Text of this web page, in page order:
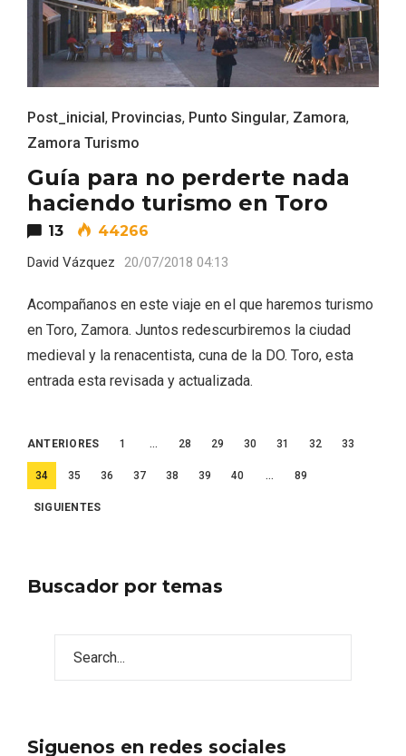
Post_inicial, Provincias, Punto Singular, Zamora,
Zamora Turismo
Guía para no perderte nada
haciendo turismo en Toro
13 44266
David Vázquez 20/07/2018 04:13
Acompañanos en este viaje en el que haremos turismo
en Toro, Zamora. Juntos redescurbiremos la ciudad
medieval y la renacentista, cuna de la DO. Toro, esta
entrada esta revisada y actualizada.
Paginación
de
entradas
ANTERIORES 1 … 28 29 30 31 32 33
34 35 36 37 38 39 40 … 89
SIGUIENTES
Buscador por temas
Siguenos en redes sociales
en 2026
2026